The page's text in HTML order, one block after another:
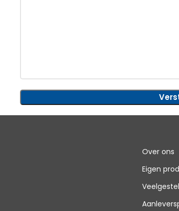
Over ons
Eigen